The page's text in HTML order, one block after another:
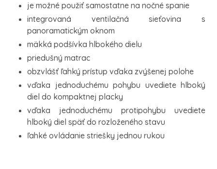
je možné použiť samostatne na nočné spanie
integrovaná ventilačná sieťovina s
panoramatickým oknom
mäkká podšívka hlbokého dielu
priedušný matrac
obzvlášť ľahký prístup vďaka zvýšenej polohe
vďaka jednoduchému pohybu uvediete hlboký
diel do kompaktnej placky
vďaka jednoduchému protipohybu uvediete
hlboký diel späť do rozloženého stavu
ľahké ovládanie striešky jednou rukou